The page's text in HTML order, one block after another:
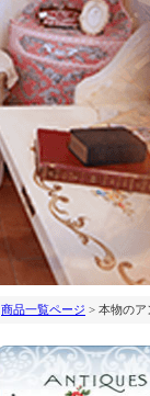
商品一覧ページ > 本物の